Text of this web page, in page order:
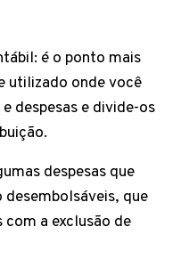
é o ponto mais
utilizado onde você
despesas e divide-os
despesas que
que
a exclusão de